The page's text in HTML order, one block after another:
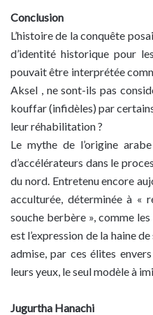
Conclusion
L’histoire de la conquête
d’identité historique pour
pouvait être interprétée
Aksel , ne sont-ils pas
kouffar (infidèles) par
leur réhabilitation ?
Le mythe de l’origine
d’accélérateurs dans le
du nord. Entretenu encore
acculturée, déterminée à «
souche berbère », comme
est l’expression de la haine
admise, par ces élites
leurs yeux, le seul modèle à
Jugurtha Hanachi